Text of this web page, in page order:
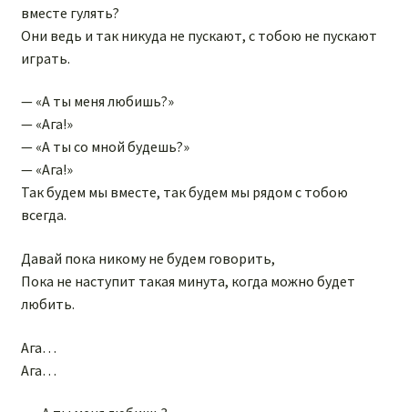
вместе гулять?
Они ведь и так никуда не пускают, с тобою не пускают
играть.
— «А ты меня любишь?»
— «Ага!»
— «А ты со мной будешь?»
— «Ага!»
Так будем мы вместе, так будем мы рядом с тобою
всегда.
Давай пока никому не будем говорить,
Пока не наступит такая минута, когда можно будет
любить.
Ага…
Ага…